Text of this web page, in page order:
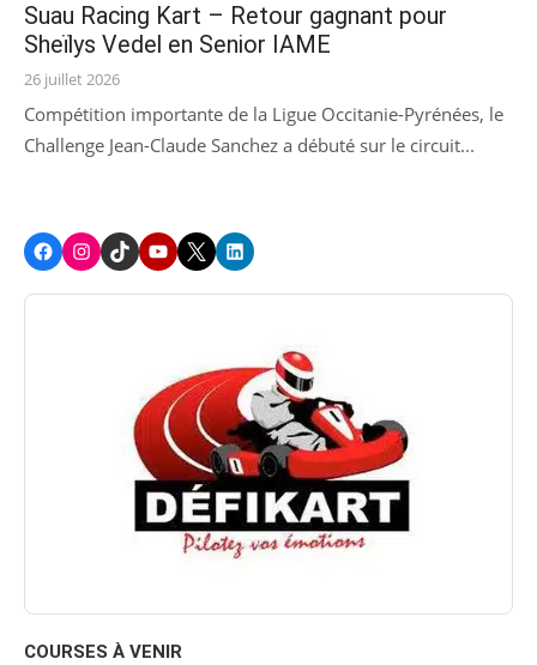
Suau Racing Kart – Retour gagnant pour
Sheïlys Vedel en Senior IAME
Posted
on
26 juillet 2026
Compétition importante de la Ligue Occitanie-Pyrénées, le
Challenge Jean-Claude Sanchez a débuté sur le circuit...
FacebookInstagram
TikTokYoutube
X LinkedIn
COURSES À VENIR